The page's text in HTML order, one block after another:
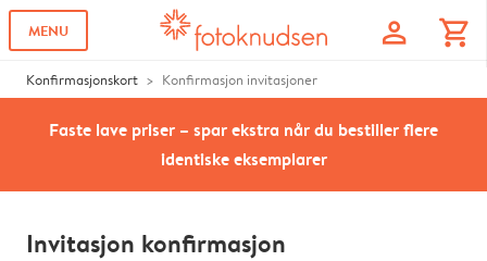
MENU profile shopping_cart
Konfirmasjonskort Konfirmasjon invitasjoner
Faste lave priser – spar ekstra når du bestiller flere
identiske eksemplarer
Invitasjon konfirmasjon